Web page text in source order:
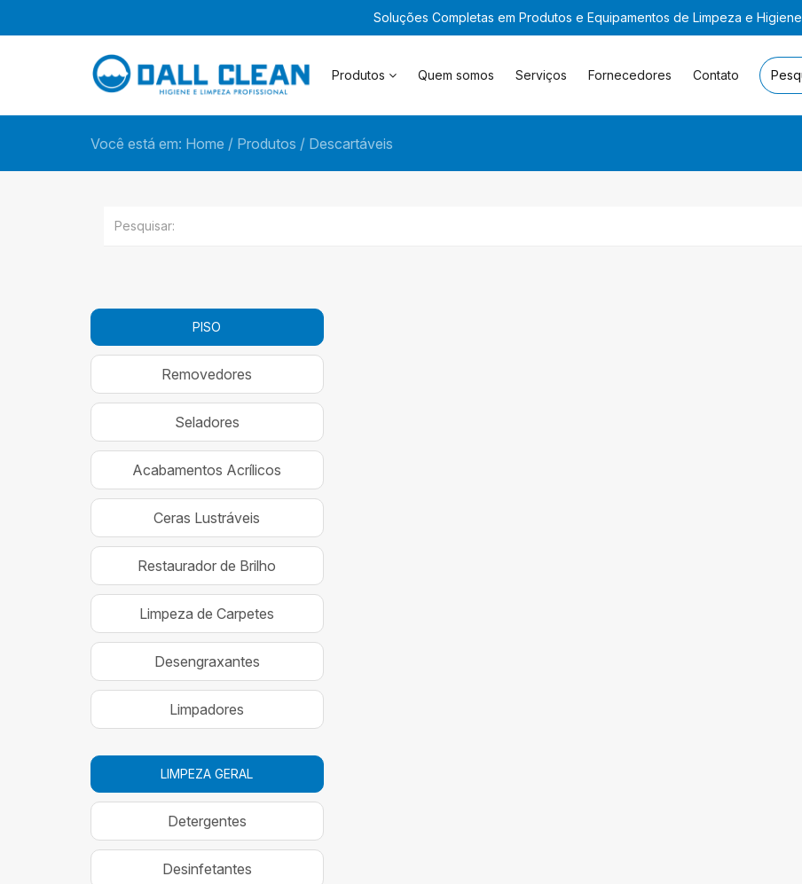
Soluções Completas em Produtos e Equipamentos de Limpeza e Higiene
Produtos Quem somos Serviços Fornecedores Contato
Você está em: Home / Produtos / Descartáveis
PISO
Removedores
Seladores
Acabamentos Acrílicos
Ceras Lustráveis
Restaurador de Brilho
Limpeza de Carpetes
Desengraxantes
Limpadores
LIMPEZA GERAL
Detergentes
Desinfetantes